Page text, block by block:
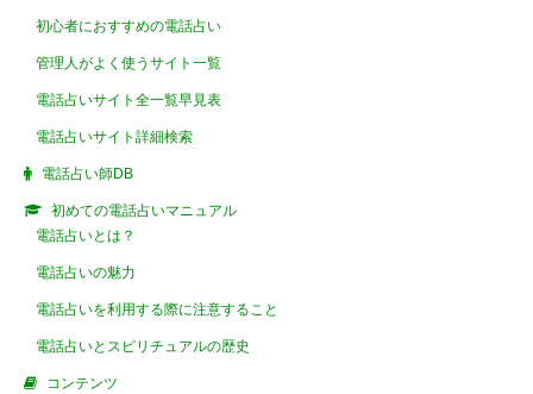
初心者におすすめの電話占い
管理人がよく使うサイト一覧
電話占いサイト全一覧早見表
電話占いサイト詳細検索
電話占い師DB
初めての電話占いマニュアル
電話占いとは？
電話占いの魅力
電話占いを利用する際に注意すること
電話占いとスピリチュアルの歴史
コンテンツ